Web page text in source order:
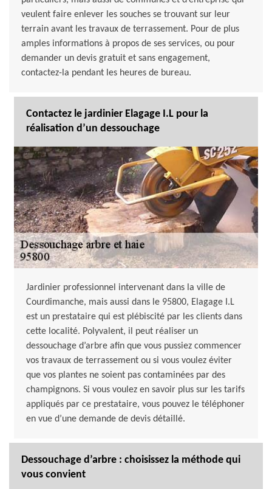
veulent faire enlever les souches se trouvant sur leur
terrain avant les travaux de terrassement. Pour de plus
amples informations à propos de ses services, ou pour
demander un devis gratuit et sans engagement,
contactez-la pendant les heures de bureau.
Contactez le jardinier Elagage I.L pour la
réalisation d’un dessouchage
Jardinier professionnel intervenant dans la ville de
Courdimanche, mais aussi dans le 95800, Elagage I.L
est un prestataire qui est plébiscité par les clients dans
cette localité. Polyvalent, il peut réaliser un
dessouchage d’arbre afin que vous pussiez commencer
vos travaux de terrassement ou si vous voulez éviter
que vos plantes ne soient pas contaminées par des
champignons. Si vous voulez en savoir plus sur les tarifs
appliqués par ce prestataire, vous pouvez le téléphoner
en vue d’une demande de devis détaillé.
Dessouchage d’arbre : choisissez la méthode qui
vous convient